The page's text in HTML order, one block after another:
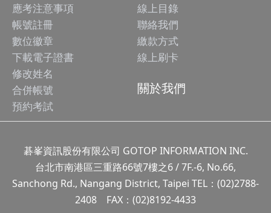
應考注意事項
帳號註冊
數位徽章
下載電子證書
修改姓名
合併帳號
預約考試
線上目錄
聯絡我們
繳款方式
線上刷卡
關於我們
碁峯資訊股份有限公司 GOTOP INFORMATION INC.
台北市南港區三重路66號7樓之6 / 7F.-6, No.66,
Sanchong Rd., Nangang District, Taipei TEL：(02)2788-
2408 FAX：(02)8192-4433